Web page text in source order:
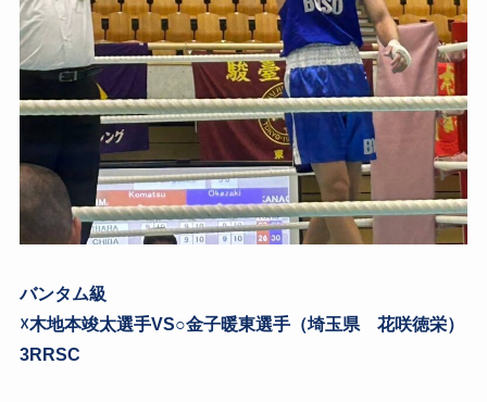
バンタム級
☓木地本竣太選手VS○金子暖東選手（埼玉県 花咲徳栄）
3RRSC